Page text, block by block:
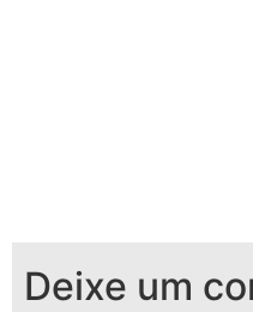
Deixe um